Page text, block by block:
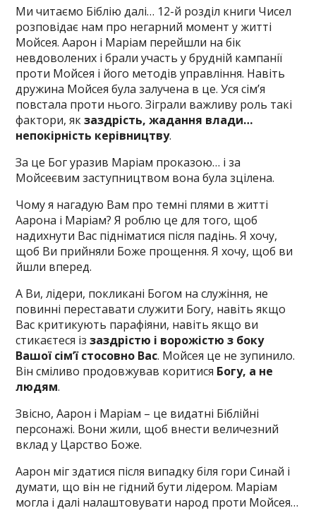
Ми читаємо Біблію далі… 12-й розділ книги Чисел
розповідає нам про негарний момент у житті
Мойсея. Аарон і Маріам перейшли на бік
невдоволених і брали участь у брудній кампанії
проти Мойсея і його методів управління. Навіть
дружина Мойсея була залучена в це. Уся сім’я
повстала проти нього. Зіграли важливу роль такі
фактори, якзаздрість, жадання влади…
непокірність керівництву.
За це Бог уразив Маріам проказою… і за
Мойсеєвим заступництвом вона була зцілена.
Чому я нагадую Вам про темні плями в житті
Аарона і Маріам? Я роблю це для того, щоб
надихнути Вас підніматися після падінь. Я хочу,
щоб Ви прийняли Боже прощення. Я хочу, щоб ви
йшли вперед.
А Ви, лідери, покликані Богом на служіння, не
повинні переставати служити Богу, навіть якщо
Вас критикують парафіяни, навіть якщо ви
стикаєтеся іззаздрістю і ворожістю з боку
Вашої сім’ї стосовно Вас. Мойсея це не зупинило.
Він сміливо продовжував коритися Богу, а не
людям.
Звісно, Аарон і Маріам – це видатні Біблійні
персонажі. Вони жили, щоб внести величезний
вклад у Царство Боже.
Аарон міг здатися після випадку біля гори Синай і
думати, що він не гідний бути лідером. Маріам
могла і далі налаштовувати народ проти Мойсея…